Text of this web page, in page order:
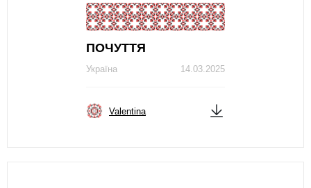
ПОЧУТТЯ
14.03.2025
Україна
Valentina